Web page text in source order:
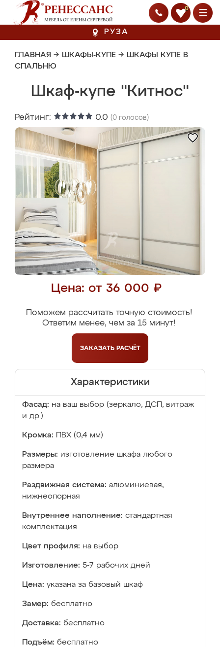
0
РУЗА
ГЛАВНАЯ → ШКАФЫ-КУПЕ → ШКАФЫ КУПЕ В
СПАЛЬНЮ
Шкаф-купе "Китнос"
Рейтинг: 0.0 (0 голосов)
Цена: от 36 000 ₽
Поможем рассчитать точную стоимость!
Ответим менее, чем за 15 минут!
ЗАКАЗАТЬ РАСЧЁТ
Характеристики
Фасад: на ваш выбор (зеркало, ДСП, витраж
и др.)
Кромка: ПВХ (0,4 мм)
Размеры: изготовление шкафа любого
размера
Раздвижная система: алюминиевая,
нижнеопорная
Внутреннее наполнение: стандартная
комплектация
Цвет профиля: на выбор
Изготовление: 5-7 рабочих дней
Цена: указана за базовый шкаф
Замер: бесплатно
Доставка: бесплатно
Подъём: бесплатно